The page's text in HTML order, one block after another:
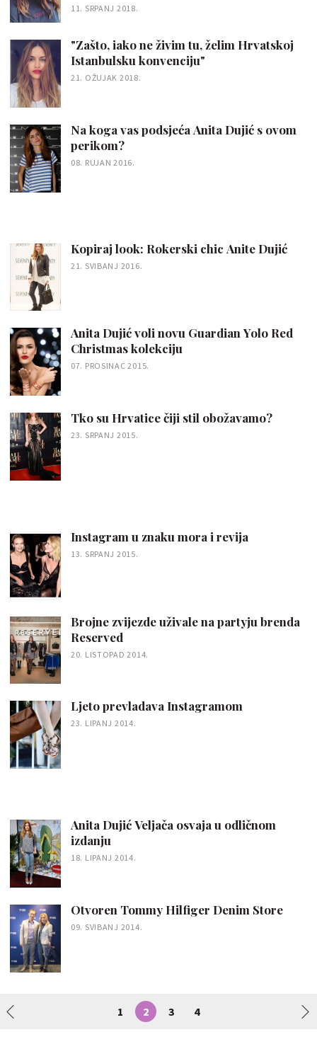
11. SRPANJ 2018.
"Zašto, iako ne živim tu, želim Hrvatskoj
Istanbulsku konvenciju"
21. OŽUJAK 2018.
Na koga vas podsjeća Anita Dujić s ovom
perikom?
08. RUJAN 2016.
Kopiraj look: Rokerski chic Anite Dujić
21. SVIBANJ 2016.
Anita Dujić voli novu Guardian Yolo Red
Christmas kolekciju
07. PROSINAC 2015.
Tko su Hrvatice čiji stil obožavamo?
23. SRPANJ 2015.
Instagram u znaku mora i revija
13. SRPANJ 2015.
Brojne zvijezde uživale na partyju brenda
Reserved
20. LISTOPAD 2014.
Ljeto prevladava Instagramom
23. LIPANJ 2014.
Anita Dujić Veljača osvaja u odličnom
izdanju
18. LIPANJ 2014.
Otvoren Tommy Hilfiger Denim Store
09. SVIBANJ 2014.
1 2 3 4